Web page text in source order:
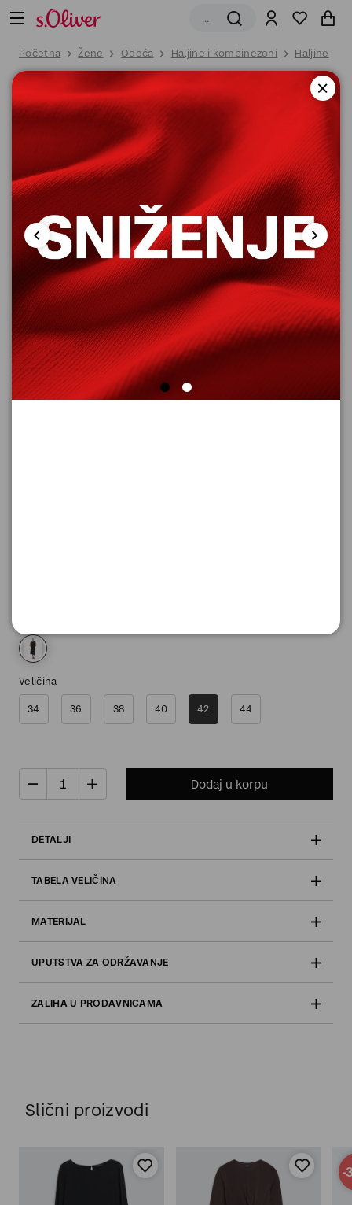
Početna Žene Odeća Haljine i kombinezoni Haljine
Veličina
34 36 38 40 42 44
Dodaj u korpu
DETALJI
TABELA VELIČINA
MATERIJAL
UPUTSTVA ZA ODRŽAVANJE
ZALIHA U PRODAVNICAMA
Slični proizvodi
-